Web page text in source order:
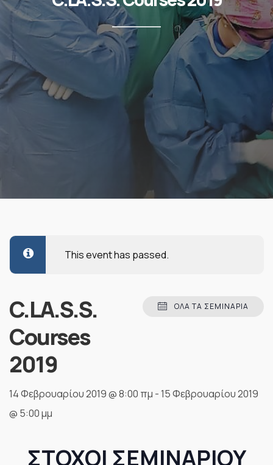
This event has passed.
ΌΛΑ ΤΑ ΣΕΜΙΝΆΡΙΑ
C.LA.S.S.
Courses
2019
14 Φεβρουαρίου 2019 @ 8:00 πμ -15 Φεβρουαρίου 2019
@ 5:00 μμ
ΣΤΟΧΟΙ ΣΕΜΙΝΑΡΙΟΥ